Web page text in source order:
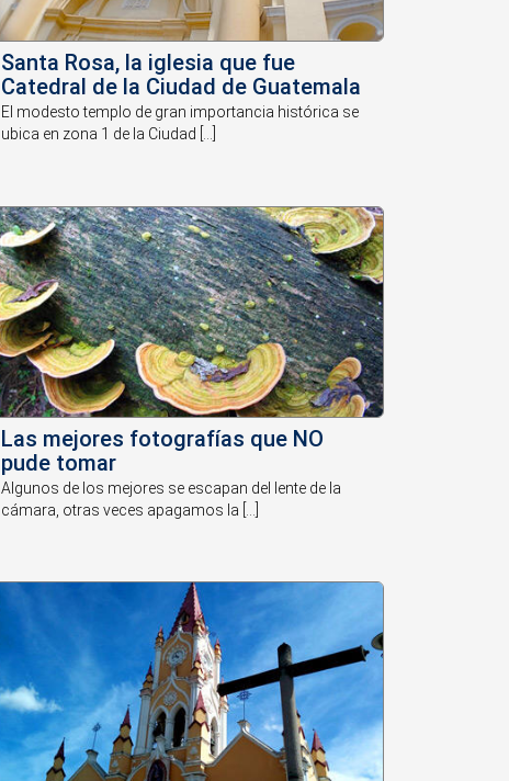
Santa Rosa, la iglesia que fue
Catedral de la Ciudad de Guatemala
El modesto templo de gran importancia histórica se
ubica en zona 1 de la Ciudad [...]
Las mejores fotografías que NO
pude tomar
Algunos de los mejores se escapan del lente de la
cámara, otras veces apagamos la [...]